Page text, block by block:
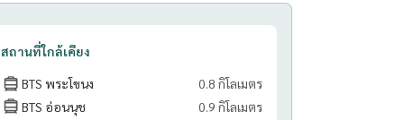
สถานที่ใกล้เคียง
BTS พระโขนง
0.8 กิโลเมตร
BTS อ่อนนุช
0.9 กิโลเมตร